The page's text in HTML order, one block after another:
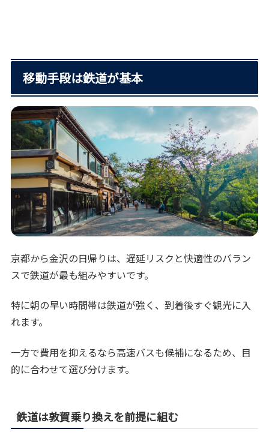
移動手段は鉄道が基本
京都から金沢の日帰りは、遅延リスクと快適性のバラン
スで鉄道が最も組みやすいです。
特に朝の早い時間帯は鉄道が強く、到着後すぐ観光に入
れます。
一方で費用を抑えるなら高速バスも候補になるため、目
的に合わせて選び分けます。
鉄道は敦賀乗り換えを前提に組む